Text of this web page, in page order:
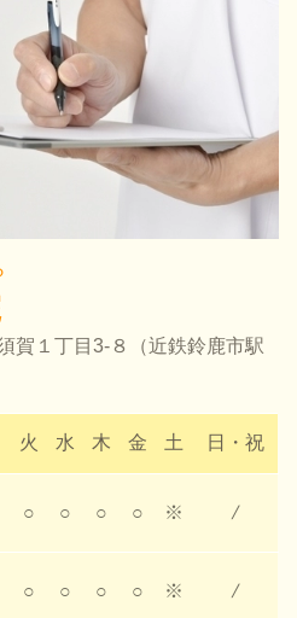
賀１丁目3-８（近鉄鈴鹿市駅
火 水 木 金 土 日・祝
○ ○ ○ ○ ※ /
○ ○ ○ ○ ※ /